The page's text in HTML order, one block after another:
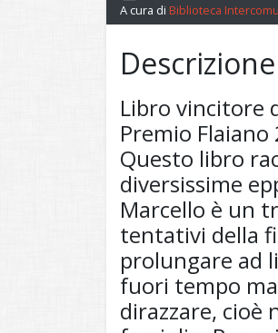
A cura di Biblioteca
Descrizione
Libro vincitore
Premio
Questo libro
diversissime
Marcello è un
tentativi della
prolungare ad
fuori tempo
dirazzare, cioè